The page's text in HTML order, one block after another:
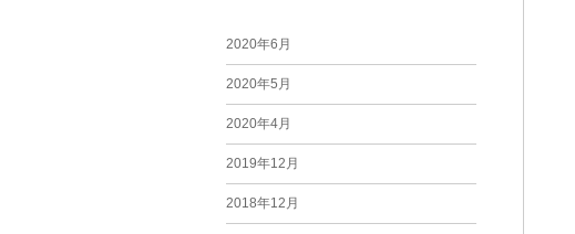
2020年6月
2020年5月
2020年4月
2019年12月
2018年12月